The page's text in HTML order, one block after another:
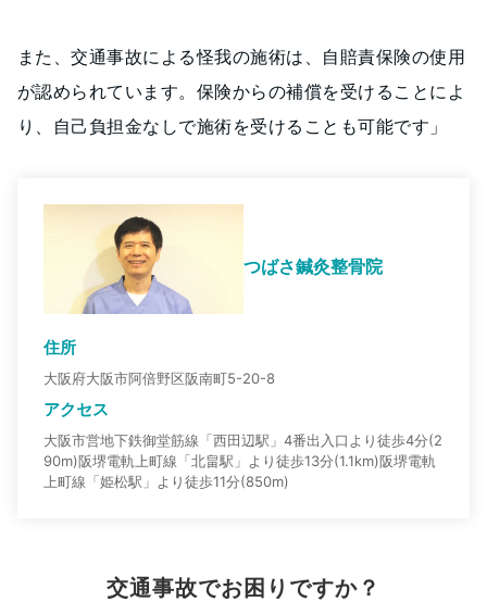
また、交通事故による怪我の施術は、自賠責保険の使用
が認められています。保険からの補償を受けることによ
り、自己負担金なしで施術を受けることも可能です」
つばさ鍼灸整骨院
住所
大阪府大阪市阿倍野区阪南町5-20-8
アクセス
大阪市営地下鉄御堂筋線「西田辺駅」4番出入口より徒歩4分(2
90m)阪堺電軌上町線「北畠駅」より徒歩13分(1.1km)阪堺電軌
上町線「姫松駅」より徒歩11分(850m)
交通事故でお困りですか？